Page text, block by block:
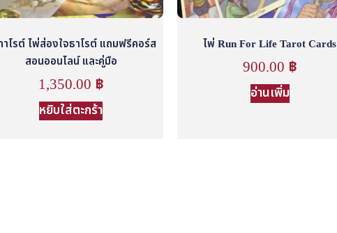
าโรต์ ไพ่ส่องใจธาโรต์ แถมฟรีคอร์ส
สอนออนไลน์ และคู่มือ
1,350.00 ฿
หยิบใส่ตะกร้า
ไพ่ Run For Life Tarot Cards
900.00 ฿
อ่านเพิ่ม